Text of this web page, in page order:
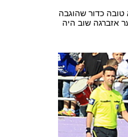
טובה כדור שהוגבה
וכבש, אבל השוער אזברגה שוב היה